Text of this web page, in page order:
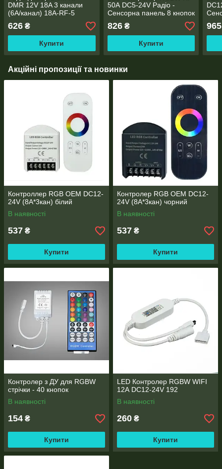
DMR 12V 18A 3 канали
(6A/канал) 18А-RF-5
626 ₴
Купити
50А DC5-24V Радіо -
Сенсорна панель 8 кнопок
826₴
Купити
965
Акційні пропозиції та новинки
Контроллер RGB OEM DC12-
24V (8A*3кан) білий
В наявності
537 ₴
Купити
Контролер RGB OEM DC12-
24V (8A*3кан) чорний
В наявності
537 ₴
Купити
Контролер з ДУ для RGBW
стрічки - 40 кнопок
В наявності
154 ₴
Купити
LED Контролер RGBW WIFI
12А DC12-24V 192
В наявності
260 ₴
Купити